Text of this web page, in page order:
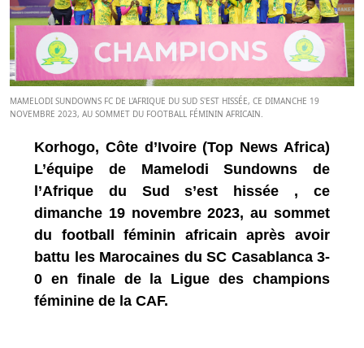
MAMELODI SUNDOWNS FC DE L'AFRIQUE DU SUD S'EST HISSÉE, CE DIMANCHE 19
NOVEMBRE 2023, AU SOMMET DU FOOTBALL FÉMININ AFRICAIN.
Korhogo, Côte d’Ivoire (Top News Africa)
L’équipe de Mamelodi Sundowns de
l’Afrique du Sud s’est hissée , ce
dimanche 19 novembre 2023, au sommet
du football féminin africain après avoir
battu les Marocaines du SC Casablanca 3-
0 en finale de la Ligue des champions
féminine de la CAF.